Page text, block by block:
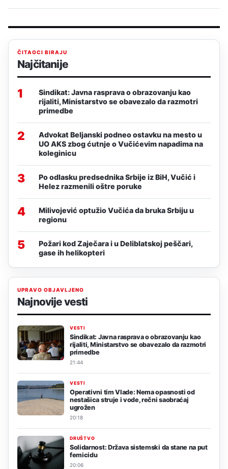
ČITAOCI BIRAJU
Najčitanije
1
Sindikat: Javna rasprava o obrazovanju kao
rijaliti, Ministarstvo se obavezalo da razmotri
primedbe
2
Advokat Beljanski podneo ostavku na mesto u
UO AKS zbog ćutnje o Vučićevim napadima na
koleginicu
3
Po odlasku predsednika Srbije iz BiH, Vučić i
Helez razmenili oštre poruke
4
Milivojević optužio Vučića da bruka Srbiju u
regionu
5
Požari kod Zaječara i u Deliblatskoj peščari,
gase ih helikopteri
UPRAVO OBJAVLJENO
Najnovije vesti
VESTI
Sindikat: Javna rasprava o obrazovanju kao
rijaliti, Ministarstvo se obavezalo da razmotri
primedbe
21:44
VESTI
Operativni tim Vlade: Nema opasnosti od
nestašica struje i vode, rečni saobraćaj
ugrožen
20:18
DRUŠTVO
Solidarnost: Država sistemski da stane na put
femicidu
20:06